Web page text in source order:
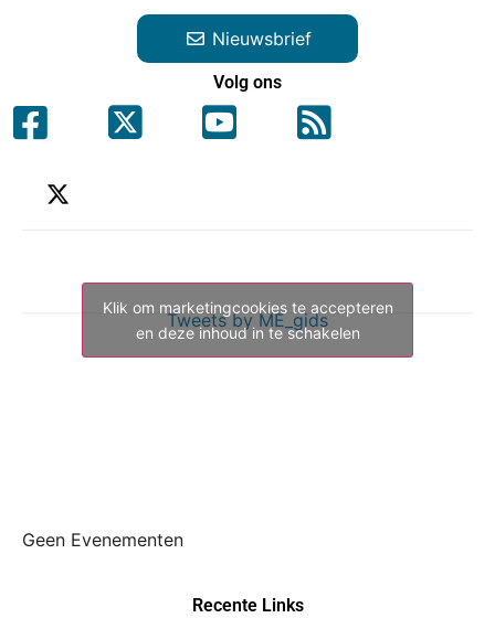
Nieuwsbrief
Volg ons
Tweets by ME_gids
Klik om marketingcookies te accepteren
en deze inhoud in te schakelen
Geen Evenementen
Recente Links